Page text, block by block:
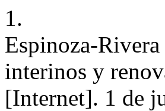
1.
Espinoza-
interinos y
[Internet]. 1 de